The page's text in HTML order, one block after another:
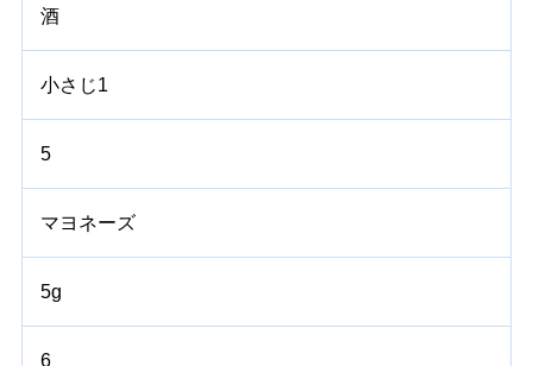
酒
小さじ1
5
マヨネーズ
5g
6